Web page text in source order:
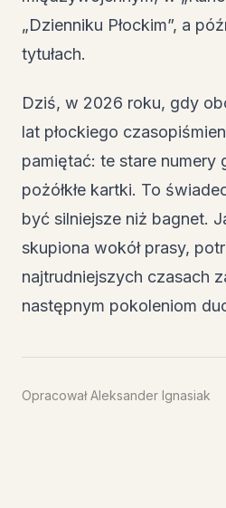
„Dzienniku Płockim”, a
tytułach.
Dziś, w 2026 roku, gdy
lat płockiego
pamiętać: te stare numery
pożółkłe kartki. To
być silniejsze niż bagnet.
skupiona wokół prasy,
najtrudniejszych czasach
następnym pokoleniom
Opracował Aleksander Ignasiak